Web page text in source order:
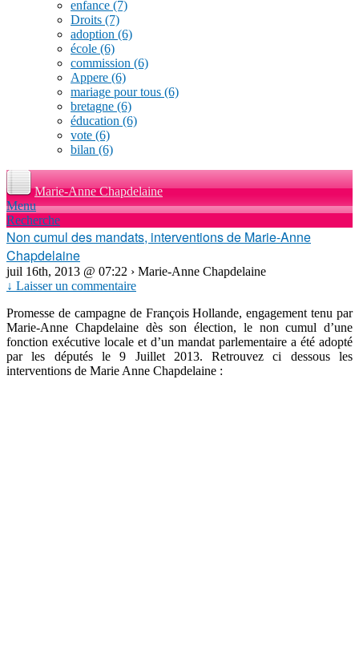
enfance (7)
Droits (7)
adoption (6)
école (6)
commission (6)
Appere (6)
mariage pour tous (6)
bretagne (6)
éducation (6)
vote (6)
bilan (6)
Marie-Anne Chapdelaine
Menu
Recherche
Non cumul des mandats, interventions de Marie-Anne
Chapdelaine
juil 16th, 2013 @ 07:22 › Marie-Anne Chapdelaine
↓ Laisser un commentaire
Promesse de campagne de François Hollande, engagement tenu par
Marie-Anne Chapdelaine dès son élection, le non cumul d’une
fonction exécutive locale et d’un mandat parlementaire a été adopté
par les députés le 9 Juillet 2013. Retrouvez ci dessous les
interventions de Marie Anne Chapdelaine :